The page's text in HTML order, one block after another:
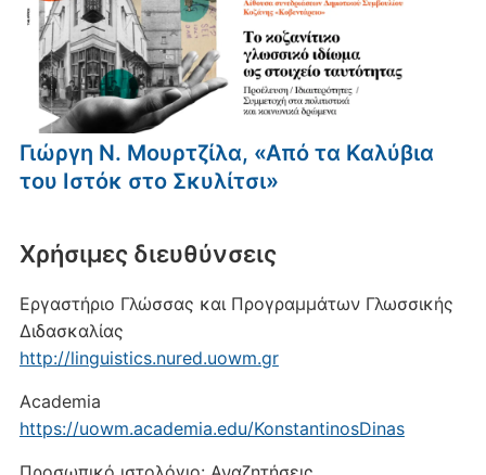
Γιώργη Ν. Μουρτζίλα, «Από τα Καλύβια
του Ιστόκ στο Σκυλίτσι»
Xρήσιμες διευθύνσεις
Εργαστήριο Γλώσσας και Προγραμμάτων Γλωσσικής
Διδασκαλίας
http://linguistics.nured.uowm.gr
Academia
https://uowm.academia.edu/KonstantinosDinas